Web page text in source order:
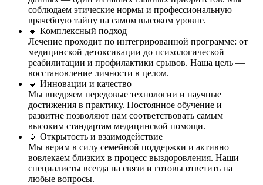
соблюдаем этические нормы и профессиональную
врачебную тайну на самом высоком уровне.
🔹 Комплексный подход
Лечение проходит по интегрированной программе: от
медицинской детоксикации до психологической
реабилитации и профилактики срывов. Наша цель —
восстановление личности в целом.
🔹 Инновации и качество
Мы внедряем передовые технологии и научные
достижения в практику. Постоянное обучение и
развитие позволяют нам соответствовать самым
высоким стандартам медицинской помощи.
🔹 Открытость и взаимодействие
Мы верим в силу семейной поддержки и активно
вовлекаем близких в процесс выздоровления. Наши
специалисты всегда на связи и готовы ответить на
любые вопросы.